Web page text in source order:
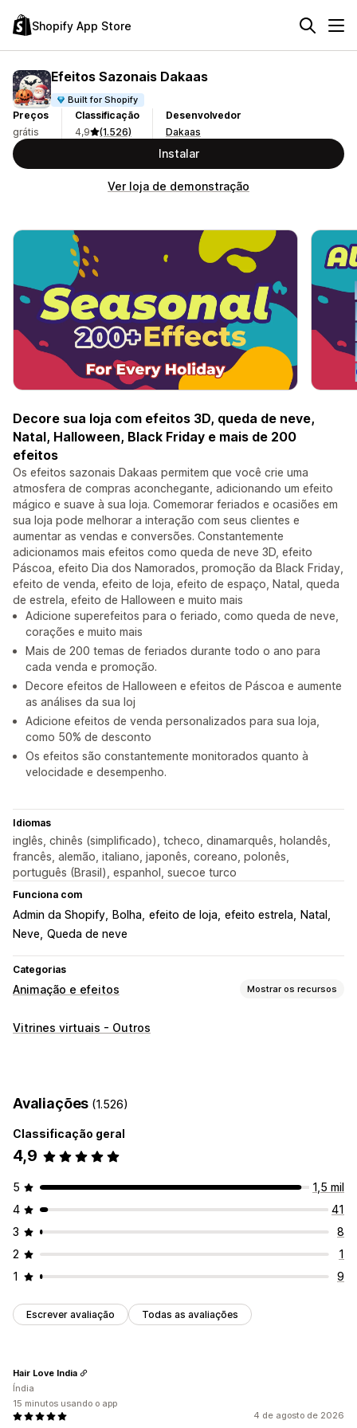
Shopify App Store
Efeitos Sazonais Dakaas
Built for Shopify
Preços
grátis
Classificação
4,9
(1.526)
Desenvolvedor
Dakaas
Instalar
Ver loja de demonstração
Decore sua loja com efeitos 3D, queda de neve,
Natal, Halloween, Black Friday e mais de 200
efeitos
Os efeitos sazonais Dakaas permitem que você crie uma
atmosfera de compras aconchegante, adicionando um efeito
mágico e suave à sua loja. Comemorar feriados e ocasiões em
sua loja pode melhorar a interação com seus clientes e
aumentar as vendas e conversões. Constantemente
adicionamos mais efeitos como queda de neve 3D, efeito
Páscoa, efeito Dia dos Namorados, promoção da Black Friday,
efeito de venda, efeito de loja, efeito de espaço, Natal, queda
de estrela, efeito de Halloween e muito mais
Adicione superefeitos para o feriado, como queda de neve,
corações e muito mais
Mais de 200 temas de feriados durante todo o ano para
cada venda e promoção.
Decore efeitos de Halloween e efeitos de Páscoa e aumente
as análises da sua loj
Adicione efeitos de venda personalizados para sua loja,
como 50% de desconto
Os efeitos são constantemente monitorados quanto à
velocidade e desempenho.
Idiomas
inglês, chinês (simplificado), tcheco, dinamarquês, holandês,
francês, alemão, italiano, japonês, coreano, polonês,
português (Brasil), espanhol, suecoe turco
Funciona com
Admin da Shopify Bolha efeito de loja efeito estrela
Natal
Neve Queda de neve
Categorias
Animação e efeitos Mostrar os recursos
Personalização
Efeitos específicos da página
Ícones
Imagens
Upload de arquivo
Responsividade para dispositivos móveis
Eventos sazonais
Vitrines virtuais - Outros
Avaliações (1.526)
Classificação geral
4,9
5
1,5 mil
4
41
3
8
2
1
1
9
Escrever avaliação Todas as avaliações
4 de agosto de 2026
Hair Love India
Índia
15 minutos usando o app